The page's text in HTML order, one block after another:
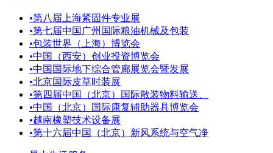
•第八届上海紧固件专业展
•第七届中国广州国际粮油机械及包装
•包装世界（上海）博览会
•中国（西安）创业投资博览会
•中国国际地下综合管廊展览会暨发展
•北京国际皮草时装展
•第四届中国（北京）国际散装物料输送、
•中国（北京）国际康复辅助器具博览会
•越南橡塑技术设备展
•第十六届中国（北京）新风系统与空气净